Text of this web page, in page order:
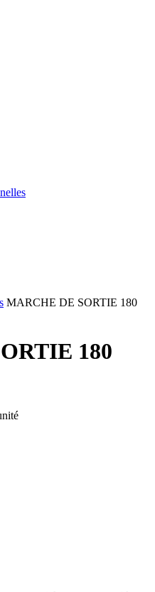
MARCHE DE SORTIE 180
180